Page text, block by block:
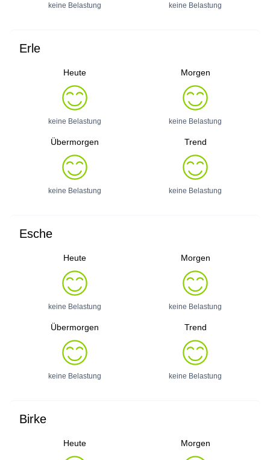
keine Belastung keine Belastung
Erle
Heute
keine Belastung
Morgen
keine Belastung
Übermorgen
keine Belastung
Trend
keine Belastung
Esche
Heute
keine Belastung
Morgen
keine Belastung
Übermorgen
keine Belastung
Trend
keine Belastung
Birke
Heute Morgen